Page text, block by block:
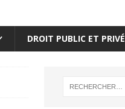
DROIT PUBLIC ET PRIVÉ